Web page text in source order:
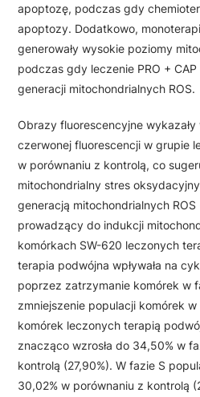
apoptozę, podczas gdy
apoptozy. Dodatkowo,
generowały wysokie poziomy
podczas gdy leczenie PRO +
generacji mitochondrialnych ROS.
Obrazy fluorescencyjne
czerwonej fluorescencji w grupie
w porównaniu z kontrolą, co
mitochondrialny stres
generacją mitochondrialnych
prowadzący do indukcji
komórkach SW-620 leczonych
terapia podwójna wpływała na
poprzez zatrzymanie komórek w
zmniejszenie populacji komórek
komórek leczonych terapią
znacząco wzrosła do 34,50% w
kontrolą (27,90%). W fazie S
30,02% w porównaniu z kontrolą